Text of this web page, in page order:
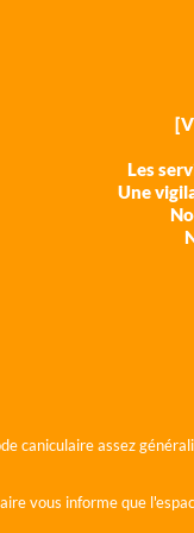
Les
Une
caniculaire assez
vous informe que